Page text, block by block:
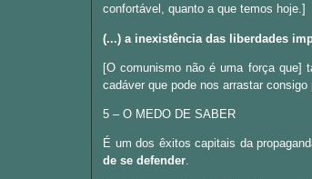
confortável, quanto a que temos hoje.]
(...) a inexistência das liberdades
[O comunismo não é uma força que]
cadáver que pode nos arrastar
5 – O MEDO DE SABER
É um dos êxitos capitais da
de se defender.